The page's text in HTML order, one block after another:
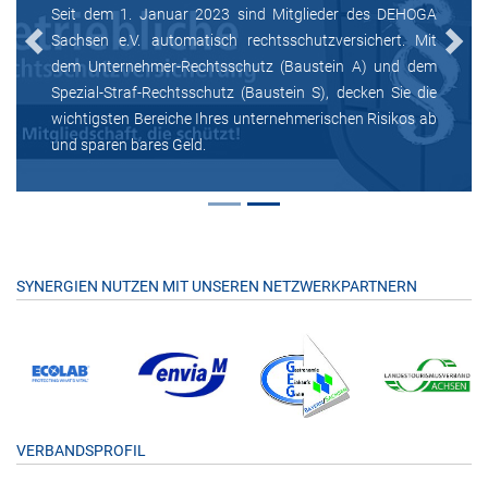
Seit dem 1. Januar 2023 sind Mitglieder des DEHOGA
Sachsen e.V. automatisch rechtsschutzversichert. Mit
dem Unternehmer-Rechtsschutz (Baustein A) und dem
Spezial-Straf-Rechtsschutz (Baustein S), decken Sie die
wichtigsten Bereiche Ihres unternehmerischen Risikos ab
und sparen bares Geld.
Previous Next
SYNERGIEN NUTZEN MIT UNSEREN NETZWERKPARTNERN
VERBANDSPROFIL